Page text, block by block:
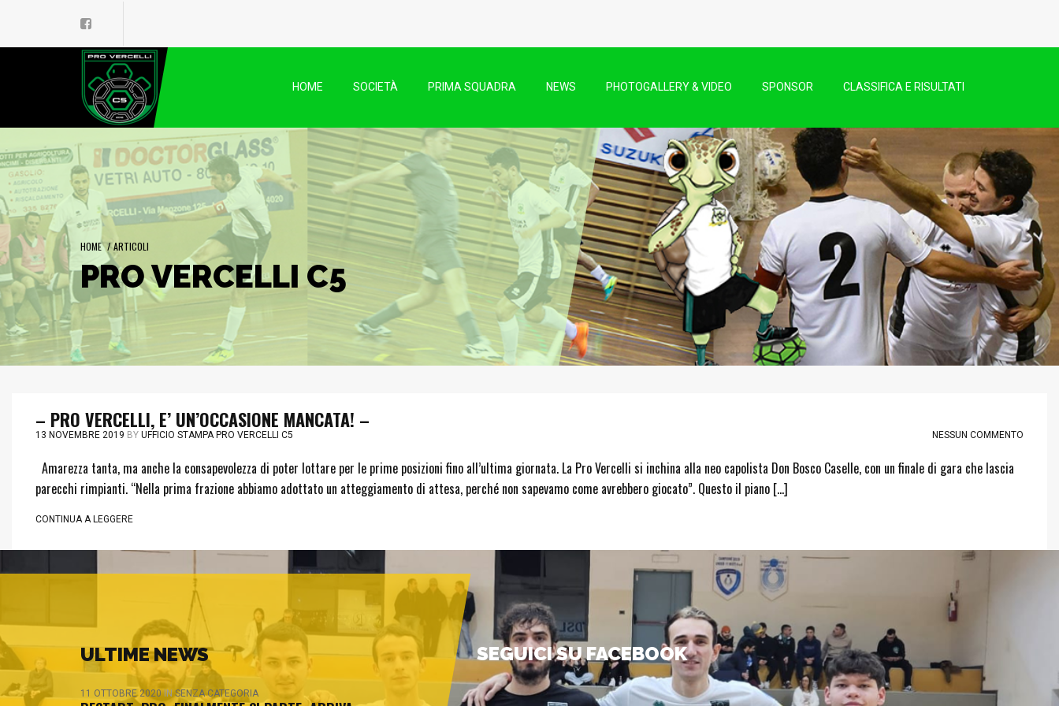
HOME SOCIETÀ PRIMA SQUADRA NEWS PHOTOGALLERY & VIDEO SPONSOR CLASSIFICA E RISULTATI
HOME / ARTICOLI
PRO VERCELLI C5
– PRO VERCELLI, E’ UN’OCCASIONE MANCATA! –
13 NOVEMBRE 2019 BY UFFICIO STAMPA PRO VERCELLI C5 NESSUN COMMENTO
Amarezza tanta, ma anche la consapevolezza di poter lottare per le prime posizioni fino all’ultima giornata. La Pro Vercelli si inchina alla neo capolista Don Bosco Caselle, con un finale di gara che lascia
parecchi rimpianti. “Nella prima frazione abbiamo adottato un atteggiamento di attesa, perché non sapevamo come avrebbero giocato”. Questo il piano […]
CONTINUA A LEGGERE
ULTIME NEWS
11 OTTOBRE 2020IN SENZA CATEGORIA
SEGUICI SU FACEBOOK